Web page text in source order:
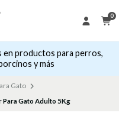
0
en productos para perros,
y más
Gato
Gato Adulto 5Kg